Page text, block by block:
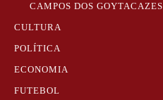
CAMPOS DOS GOYTACAZES
CULTURA
POLÍTICA
ECONOMIA
FUTEBOL